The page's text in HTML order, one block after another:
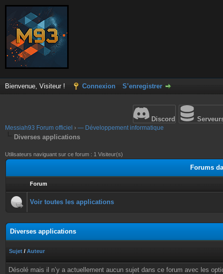
Bienvenue, Visiteur ! Connexion S’enregistrer
Discord
Messiah93 Forum officiel › — Développement informatique
Diverses applications
Utilisateurs naviguant sur ce forum : 1 Visiteur(s)
Forums
Forum
Voir toutes les applications
Diverses applications
Sujet / Auteur
Désolé mais il n’y a actuellement aucun sujet dans ce forum avec les